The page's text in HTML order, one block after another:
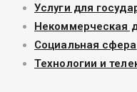
Услуги для
Некоммерческая
Социальная сфера
Технологии и